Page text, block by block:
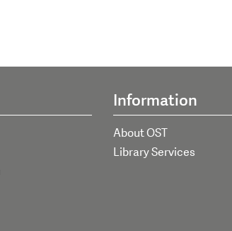
Information
About OST
Library Services